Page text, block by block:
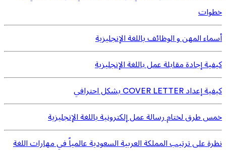
خطوات
أسماء المهن و الوظائف باللغة الإنجليزية
كيفية إجادة مقابلة عمل باللغة الإنجليزية
كيفية إعداد COVER LETTER بشكل احترافي
خمس طرق لختام رسالة عمل إلكترونية باللغة الإنجليزية
نظرة على ترتيب المملكة العربية السعودية عالمياً في مهارات اللغة